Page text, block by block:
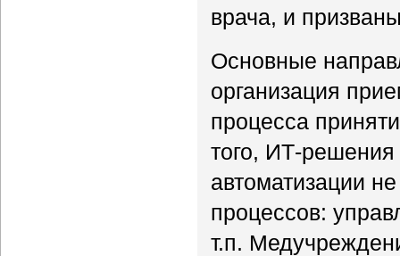
врача, и
Основные
организация
процесса
того, ИТ-решения
автоматизации
процессов:
т.п.